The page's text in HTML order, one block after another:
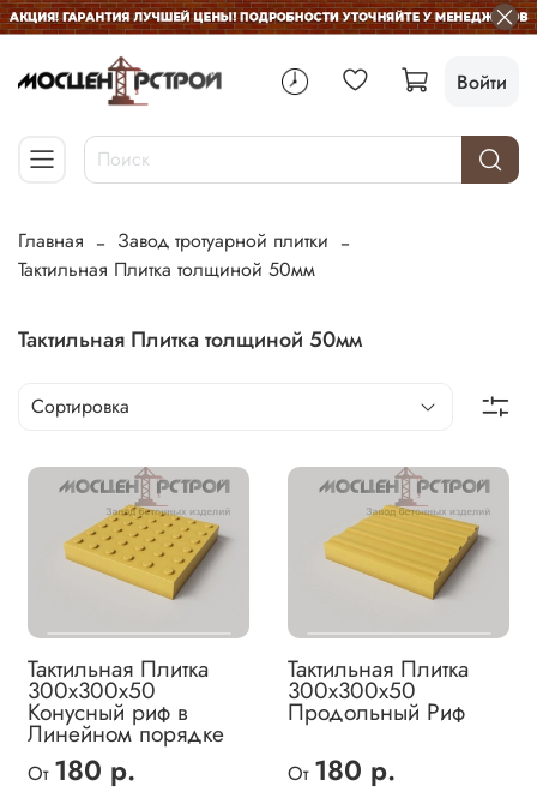
Войти
Главная
Завод тротуарной плитки
Тактильная Плитка толщиной 50мм
Тактильная Плитка толщиной 50мм
Тактильная Плитка
300х300х50
Конусный риф в
Линейном порядке
От 180 р.
Тактильная Плитка
300х300х50
Продольный Риф
От 180 р.